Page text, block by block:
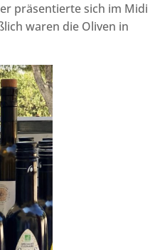
präsentierte sich im Midi
waren die Oliven in